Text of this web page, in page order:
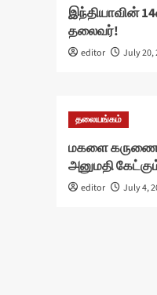
இந்தியாவின்
தலைவர்!
editor July 20,
தலையங்கம்
மகளை
அனுமதி
editor July 4,